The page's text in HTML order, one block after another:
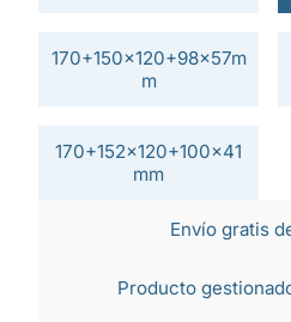
170+150x120+98x57m
m
170+152x120+100x41
mm
Envío gratis
Producto